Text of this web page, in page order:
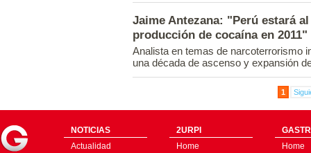
Jaime Antezana: "Perú estará
producción de cocaína en 2011"
Analista en temas de narcoterrorismo
una década de ascenso y expansión
1
NOTICIAS
Actualidad
2URPI
Home
Home